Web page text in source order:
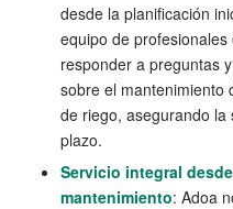
desde la planificación
equipo de
responder a preguntas
sobre el mantenimiento
de riego, asegurando la
plazo.
Servicio integral
mantenimiento: Adoa